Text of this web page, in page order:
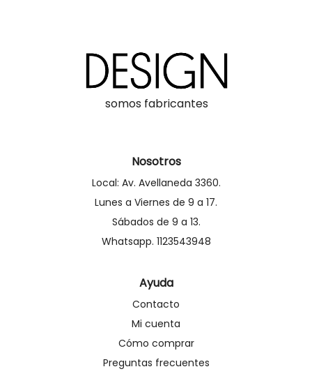
somos fabricantes
Nosotros
Local: Av. Avellaneda 3360.
Lunes a Viernes de 9 a 17.
Sábados de 9 a 13.
Whatsapp. 1123543948
Ayuda
Contacto
Mi cuenta
Cómo comprar
Preguntas frecuentes